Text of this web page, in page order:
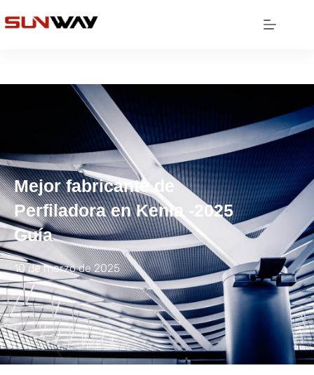
Mejor fabricante de
Perfiladora en Kenia -2025
Guía
10 de marzo de 2025